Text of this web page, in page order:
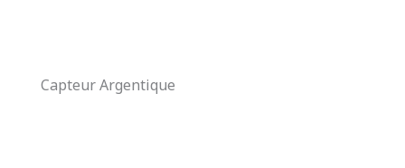
Capteur Argentique